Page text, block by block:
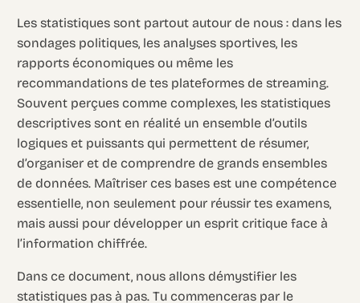
Les statistiques sont partout autour de nous : dans les
sondages politiques, les analyses sportives, les
rapports économiques ou même les
recommandations de tes plateformes de streaming.
Souvent perçues comme complexes, les statistiques
descriptives sont en réalité un ensemble d’outils
logiques et puissants qui permettent de résumer,
d’organiser et de comprendre de grands ensembles
de données. Maîtriser ces bases est une compétence
essentielle, non seulement pour réussir tes examens,
mais aussi pour développer un esprit critique face à
l’information chiffrée.
Dans ce document, nous allons démystifier les
statistiques pas à pas. Tu commenceras par le